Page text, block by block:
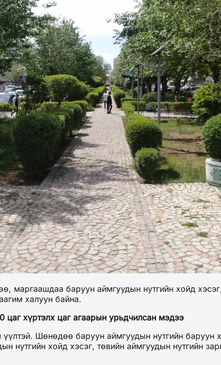
маргаашдаа баруун аймгуудын нутгийн хойд
халуун байна.
хүртэлх цаг агаарын урьдчилсан мэдээ
Шөнөдөө баруун аймгуудын нутгийн баруун
нутгийн хойд хэсэг, төвийн аймгуудын нутгийн